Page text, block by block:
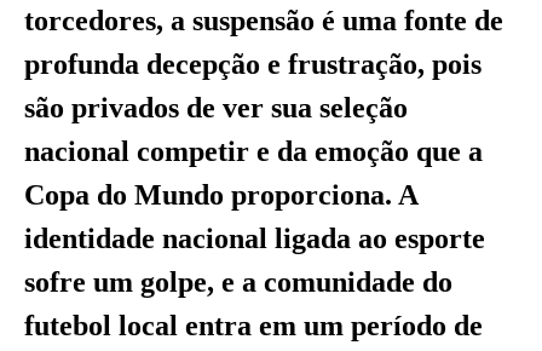
torcedores, a suspensão é uma fonte de
profunda decepção e frustração, pois
são privados de ver sua seleção
nacional competir e da emoção que a
Copa do Mundo proporciona. A
identidade nacional ligada ao esporte
sofre um golpe, e a comunidade do
futebol local entra em um período de